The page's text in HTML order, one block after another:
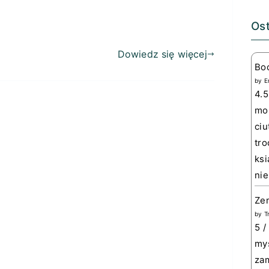
Dowiedz się więcej
by
by
5 /